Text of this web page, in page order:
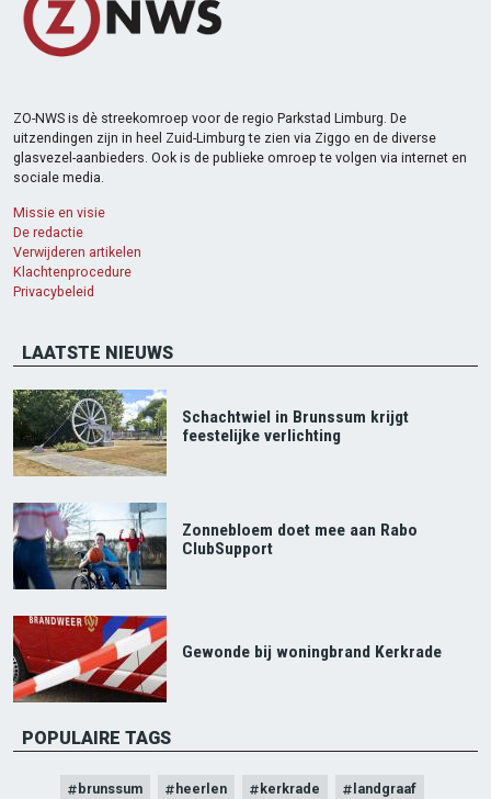
ZO-NWS is dè streekomroep voor de regio Parkstad Limburg. De
uitzendingen zijn in heel Zuid-Limburg te zien via Ziggo en de diverse
glasvezel-aanbieders. Ook is de publieke omroep te volgen via internet en
sociale media.
Missie en visie
De redactie
Verwijderen artikelen
Klachtenprocedure
Privacybeleid
LAATSTE NIEUWS
Schachtwiel in Brunssum krijgt
feestelijke verlichting
Zonnebloem doet mee aan Rabo
ClubSupport
Gewonde bij woningbrand Kerkrade
POPULAIRE TAGS
brunssum heerlen kerkrade landgraaf